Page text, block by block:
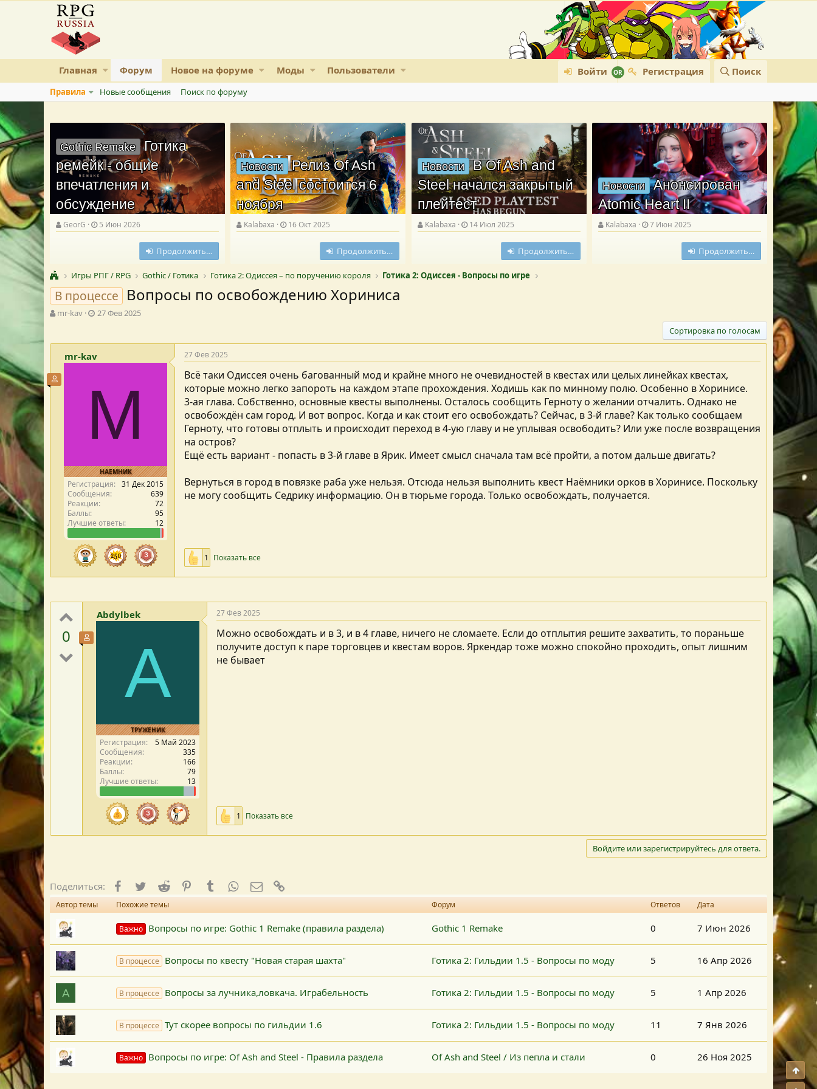
Главная Форум Новое на форуме Моды Пользователи Войти Регистрация Поиск
Правила Новые сообщения Поиск по форуму
Gothic Remake Готика
ремейк - общие
впечатления и
обсуждение
GeorG 5 Июн 2026
Продолжить…
Новости Релиз Of Ash
and Steel состоится 6
ноября
Kalabaxa 16 Окт 2025
Продолжить…
Новости В Of Ash and
Steel начался закрытый
плейтест
Kalabaxa 14 Июл 2025
Продолжить…
Новости Анонсирован
Atomic Heart II
Kalabaxa 7 Июн 2025
Продолжить…
Игры РПГ / RPG Gothic / Готика Готика 2: Одиссея – по поручению короля Готика 2: Одиссея - Вопросы по игре
В процессе Вопросы по освобождению Хориниса
А
о
е
м
mr-kav
Д
а
с
д
а
н
27 Фев 2025
Сортировка по голосам
mr-kav
M
НАЕМНИК
Регистрация
31 Дек 2015
Сообщения
639
Реакции
72
Баллы
95
Лучшие ответы
12
27 Фев 2025
Всё таки Одиссея очень багованный мод и крайне много не очевидностей в квестах или целых линейках квестах,
которые можно легко запороть на каждом этапе прохождения. Ходишь как по минному полю. Особенно в Хоринисе.
3-ая глава. Собственно, основные квесты выполнены. Осталось сообщить Герноту о желании отчалить. Однако не
освобождён сам город. И вот вопрос. Когда и как стоит его освобождать? Сейчас, в 3-й главе? Как только сообщаем
Герноту, что готовы отплыть и происходит переход в 4-ую главу и не уплывая освободить? Или уже после возвращения
на остров?
Ещё есть вариант - попасть в 3-й главе в Ярик. Имеет смысл сначала там всё пройти, а потом дальше двигать?
Вернуться в город в повязке раба уже нельзя. Отсюда нельзя выполнить квест Наёмники орков в Хоринисе. Поскольку
не могу сообщить Седрику информацию. Он в тюрьме города. Только освобождать, получается.
1 Показать все
0
Abdylbek
A
ТРУЖЕНИК
Регистрация
5 Май 2023
Сообщения
335
Реакции
166
Баллы
79
Лучшие ответы
13
27 Фев 2025
Можно освобождать и в 3, и в 4 главе, ничего не сломаете. Если до отплытия решите захватить, то пораньше
получите доступ к паре торговцев и квестам воров. Яркендар тоже можно спокойно проходить, опыт лишним
не бывает
1 Показать все
Войдите или зарегистрируйтесь для ответа.
Поделиться: Facebook
TwitterReddit PinterestTumblrWhatsApp
E-mail
Автор темы Похожие темы Форум Ответов Дата
Важно Вопросы по игре: Gothic 1 Remake (правила раздела) Gothic 1 Remake 0 7 Июн 2026
В процессе Вопросы по квесту "Новая старая шахта" Готика 2: Гильдии 1.5 - Вопросы по моду 5 16 Апр 2026
A В процессе Вопросы за лучника,ловкача. Играбельность Готика 2: Гильдии 1.5 - Вопросы по моду 5 1 Апр 2026
В процессе Тут скорее вопросы по гильдии 1.6 Готика 2: Гильдии 1.5 - Вопросы по моду 11 7 Янв 2026
Важно Вопросы по игре: Of Ash and Steel - Правила раздела Of Ash and Steel / Из пепла и стали 0 26 Ноя 2025